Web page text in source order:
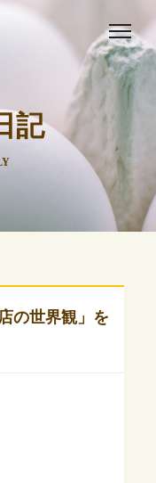
記
の世界観」を